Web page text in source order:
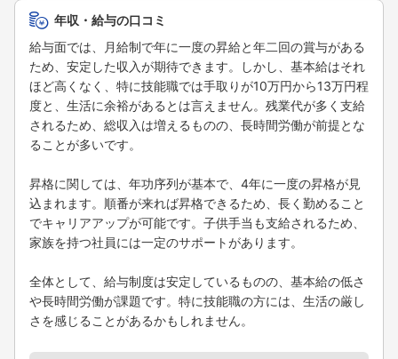
年収・給与の口コミ
給与面では、月給制で年に一度の昇給と年二回の賞与がある
ため、安定した収入が期待できます。しかし、基本給はそれ
ほど高くなく、特に技能職では手取りが10万円から13万円程
度と、生活に余裕があるとは言えません。残業代が多く支給
されるため、総収入は増えるものの、長時間労働が前提とな
ることが多いです。
昇格に関しては、年功序列が基本で、4年に一度の昇格が見
込まれます。順番が来れば昇格できるため、長く勤めること
でキャリアアップが可能です。子供手当も支給されるため、
家族を持つ社員には一定のサポートがあります。
全体として、給与制度は安定しているものの、基本給の低さ
や長時間労働が課題です。特に技能職の方には、生活の厳し
さを感じることがあるかもしれません。